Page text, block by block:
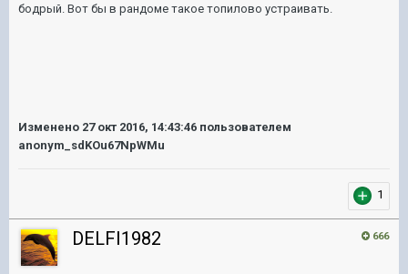
бодрый. Вот бы в рандоме такое топилово устраивать.
Изменено 27 окт 2016, 14:43:46 пользователем
anonym_sdKOu67NpWMu
1
666
DELFI1982